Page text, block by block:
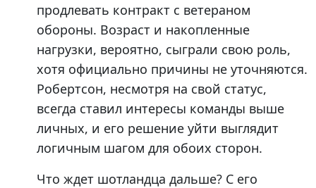
продлевать контракт с ветераном
обороны. Возраст и накопленные
нагрузки, вероятно, сыграли свою роль,
хотя официально причины не уточняются.
Робертсон, несмотря на свой статус,
всегда ставил интересы команды выше
личных, и его решение уйти выглядит
логичным шагом для обоих сторон.
Что ждет шотландца дальше? С его